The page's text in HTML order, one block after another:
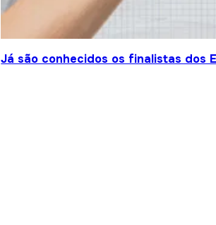
Já são conhecidos os finalistas dos